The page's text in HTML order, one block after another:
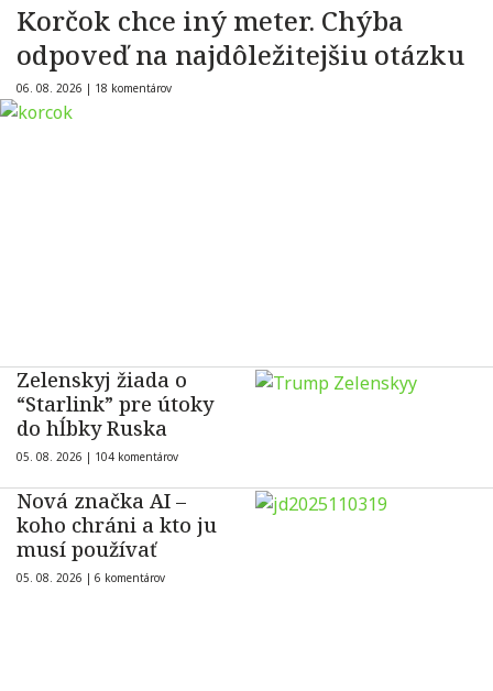
Korčok chce iný meter. Chýba
odpoveď na najdôležitejšiu otázku
06. 08. 2026 | 18 komentárov
Zelenskyj žiada o
“Starlink” pre útoky
do hĺbky Ruska
05. 08. 2026 | 104 komentárov
Nová značka AI –
koho chráni a kto ju
musí používať
05. 08. 2026 | 6 komentárov